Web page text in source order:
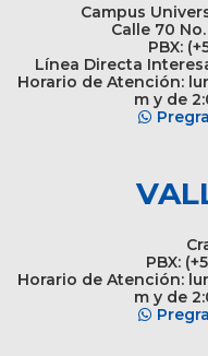
Campus
Calle 70
PBX:
Línea Directa
Horario de Atención:
m y de
PBX:
Horario de Atención:
m y de